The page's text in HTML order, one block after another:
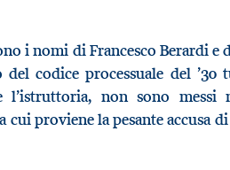
i nomi di Francesco Berardi e
codice processuale del ’30
non sono messi
cui proviene la pesante accusa